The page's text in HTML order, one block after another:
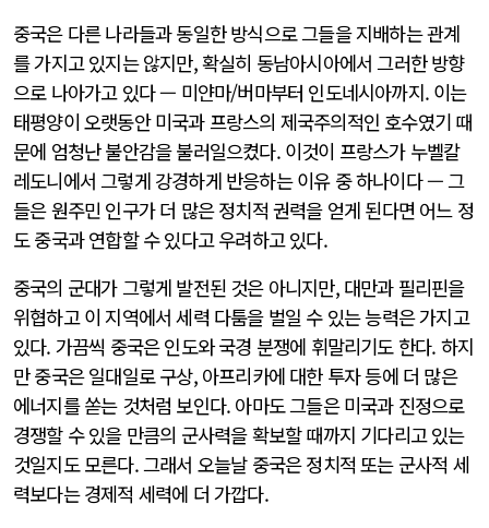
중국은 다른 나라들과 동일한 방식으로 그들을 지배하는 관계
를 가지고 있지는 않지만, 확실히 동남아시아에서 그러한 방향
으로 나아가고 있다 — 미얀마/버마부터 인도네시아까지. 이는
태평양이 오랫동안 미국과 프랑스의 제국주의적인 호수였기 때
문에 엄청난 불안감을 불러일으켰다. 이것이 프랑스가 누벨칼
레도니에서 그렇게 강경하게 반응하는 이유 중 하나이다 — 그
들은 원주민 인구가 더 많은 정치적 권력을 얻게 된다면 어느 정
도 중국과 연합할 수 있다고 우려하고 있다.
중국의 군대가 그렇게 발전된 것은 아니지만, 대만과 필리핀을
위협하고 이 지역에서 세력 다툼을 벌일 수 있는 능력은 가지고
있다. 가끔씩 중국은 인도와 국경 분쟁에 휘말리기도 한다. 하지
만 중국은 일대일로 구상, 아프리카에 대한 투자 등에 더 많은
에너지를 쏟는 것처럼 보인다. 아마도 그들은 미국과 진정으로
경쟁할 수 있을 만큼의 군사력을 확보할 때까지 기다리고 있는
것일지도 모른다. 그래서 오늘날 중국은 정치적 또는 군사적 세
력보다는 경제적 세력에 더 가깝다.